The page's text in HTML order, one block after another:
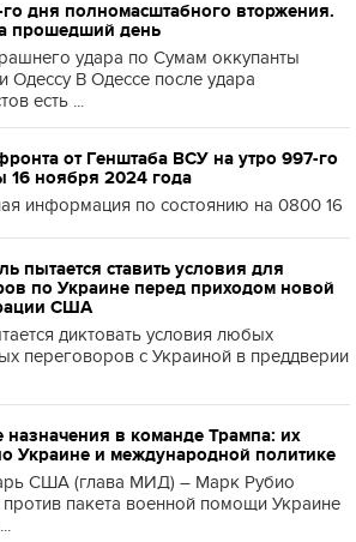
го дня полномасштабного вторжения.
прошедший день
удара по Сумам оккупанты
Одессу В Одессе после удара
есть ...
от Генштаба ВСУ на утро 997-го
16 ноября 2024 года
информация по состоянию на 0800 16
пытается ставить условия для
по Украине перед приходом новой
США
диктовать условия любых
переговоров с Украиной в преддверии
в команде Трампа: их
Украине и международной политике
США (глава МИД) – Марк Рубио
против пакета военной помощи Украине